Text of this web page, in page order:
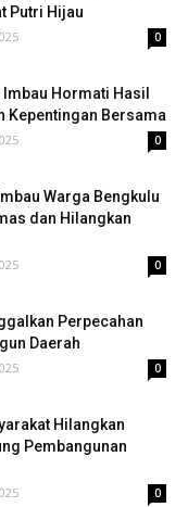
Putri Hijau
0
Hormati Hasil
Kepentingan Bersama
0
Warga Bengkulu
dan Hilangkan
0
Perpecahan
Daerah
0
Hilangkan
Pembangunan
0